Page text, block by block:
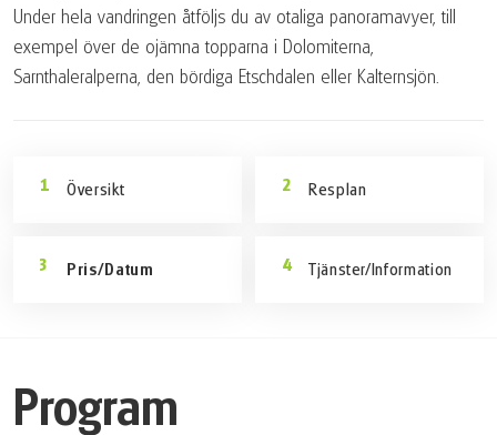
Under hela vandringen åtföljs du av otaliga panoramavyer, till
exempel över de ojämna topparna i Dolomiterna,
Sarnthaleralperna, den bördiga Etschdalen eller Kalternsjön.
Översikt Resplan
Pris/Datum Tjänster/Information
Program